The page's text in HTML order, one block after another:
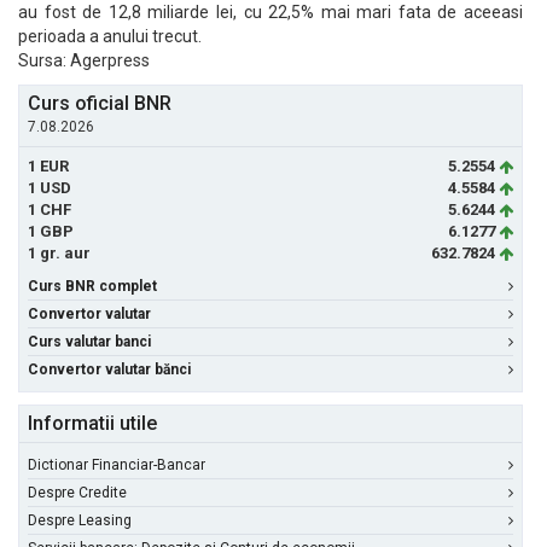
au fost de 12,8 miliarde lei, cu 22,5% mai mari fata de aceeasi
perioada a anului trecut.
Sursa: Agerpress
Curs oficial BNR
7.08.2026
1 EUR
5.2554
1 USD
4.5584
1 CHF
5.6244
1 GBP
6.1277
1 gr. aur
632.7824
Curs BNR complet
Convertor valutar
Curs valutar banci
Convertor valutar bănci
Informatii utile
Dictionar Financiar-Bancar
Despre Credite
Despre Leasing